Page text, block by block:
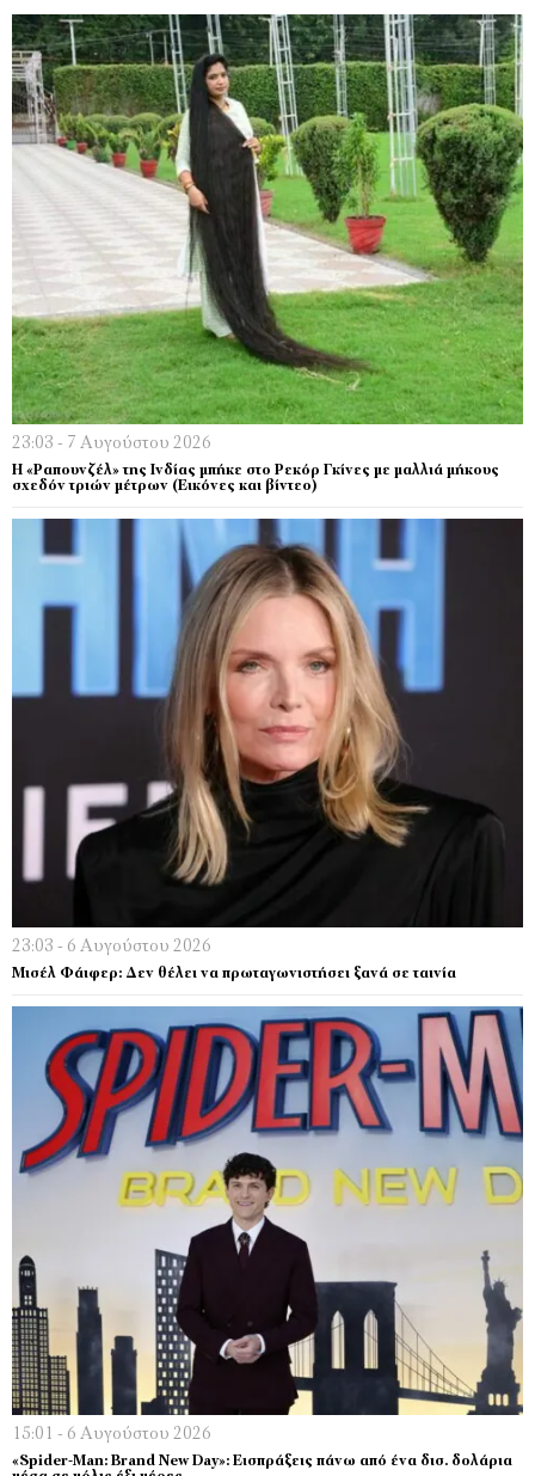
23:03 - 7 Αυγούστου 2026
Η «Ραπουνζέλ» της Ινδίας μπήκε στο Ρεκόρ Γκίνες με μαλλιά μήκους
σχεδόν τριών μέτρων (Εικόνες και βίντεο)
23:03 - 6 Αυγούστου 2026
Μισέλ Φάιφερ: Δεν θέλει να πρωταγωνιστήσει ξανά σε ταινία
15:01 - 6 Αυγούστου 2026
«Spider-Man: Brand New Day»: Εισπράξεις πάνω από ένα δισ. δολάρια